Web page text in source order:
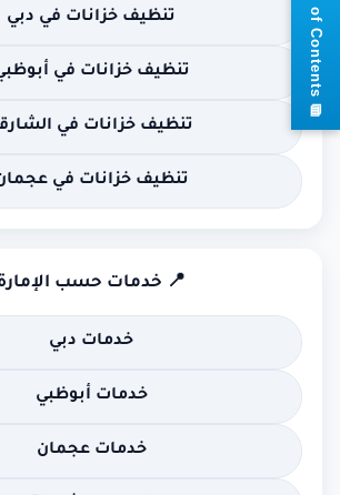
تنظيف خزانات في دبي
تنظيف خزانات في
تنظيف خزانات في
تنظيف خزانات في
📍 خدمات حسب
خدمات دبي
خدمات أبوظبي
خدمات عجمان
📘
T
a
b
l
e
o
f
C
o
n
t
e
n
t
s